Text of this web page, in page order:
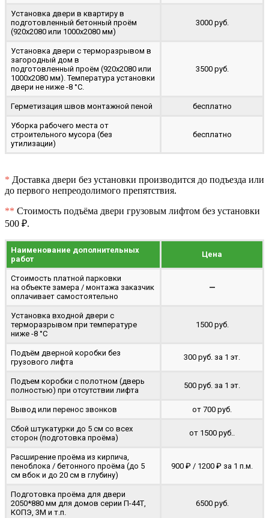
Установка двери в квартиру в
подготовленный бетонный проём
(920x2080 или 1000x2080 мм)
3000 руб.
Установка двери с терморазрывом в
загородный дом в
подготовленный проём (920x2080 или
1000x2080 мм). Температура установки
двери не ниже -8 °C.
3500 руб.
Герметизация швов монтажной пеной бесплатно
Уборка рабочего места от
строительного мусора (без
утилизации)
бесплатно
* Доставка двери без установки производится до подъезда или
до первого непреодолимого препятствия.
** Стоимость подъёма двери грузовым лифтом без установки
500 ₽.
Наименование дополнительных
работ
Цена
Стоимость платной парковки
на объекте замера / монтажа заказчик
оплачивает самостоятельно
—
Установка входной двери с
терморазрывом при температуре
ниже -8 °C
1500 руб.
Подъём дверной коробки без
грузового лифта
300 руб. за 1 эт.
Подъем коробки с полотном (дверь
полностью) при отсутствии лифта
500 руб. за 1 эт.
Вывод или перенос звонков от 700 руб.
Сбой штукатурки до 5 см со всех
сторон (подготовка проёма)
от 1500 руб..
Расширение проёма из кирпича,
пеноблока / бетонного проёма (до 5
cм вбок и до 20 см в глубину)
900 ₽ / 1200 ₽ за 1 п.м.
Подготовка проёма для двери
2050*880 мм для домов серии П-44Т,
КОПЭ, 3М и т.п.
6500 руб.